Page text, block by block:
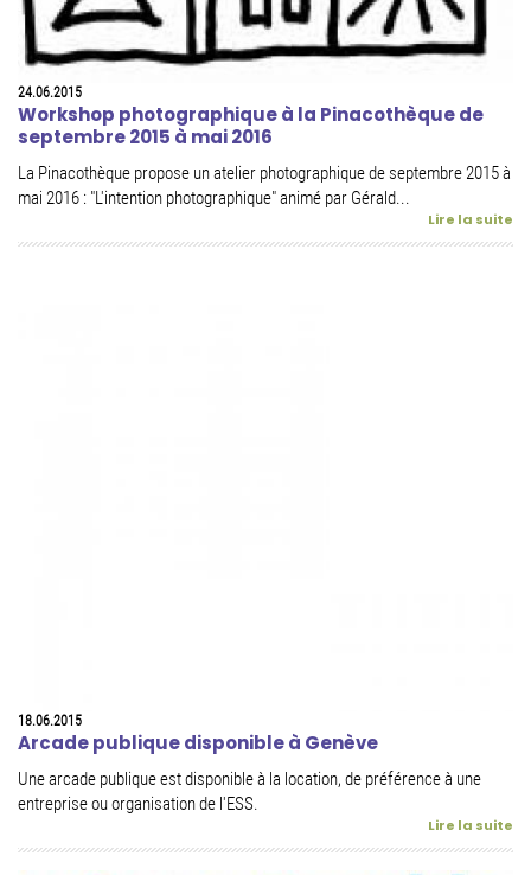
24.06.2015
Workshop photographique à la Pinacothèque de
septembre 2015 à mai 2016
La Pinacothèque propose un atelier photographique de septembre 2015 à
mai 2016 : "L'intention photographique" animé par Gérald...
Lire la suite
18.06.2015
Arcade publique disponible à Genève
Une arcade publique est disponible à la location, de préférence à une
entreprise ou organisation de l'ESS.
Lire la suite